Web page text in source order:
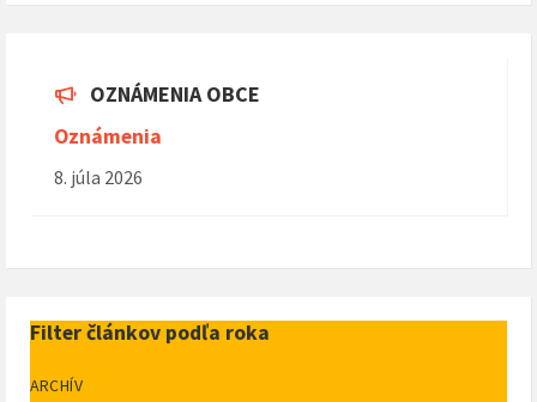
OZNÁMENIA OBCE
Oznámenia
8. júla 2026
Filter článkov podľa roka
ARCHÍV